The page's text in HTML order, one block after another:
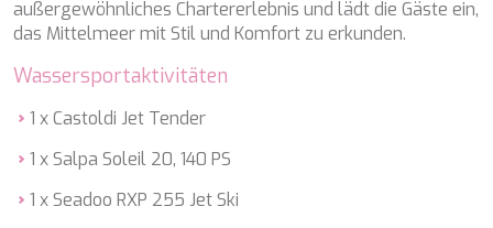
außergewöhnliches Chartererlebnis und lädt die Gäste ein,
das Mittelmeer mit Stil und Komfort zu erkunden.
Wassersportaktivitäten
1 x Castoldi Jet Tender
1 x Salpa Soleil 20, 140 PS
1 x Seadoo RXP 255 Jet Ski
FRIEND'S BOAT
FRIENDSHIP
GATSBY
GENNY
GLASAX
GRACE
HAKUNA MATATA